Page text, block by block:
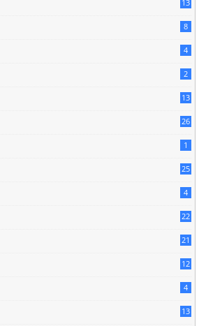
13
8
4
2
13
26
1
25
4
22
21
12
4
13